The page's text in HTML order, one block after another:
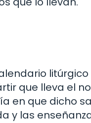
litúrgico
que lleva el
en que dicho
y las